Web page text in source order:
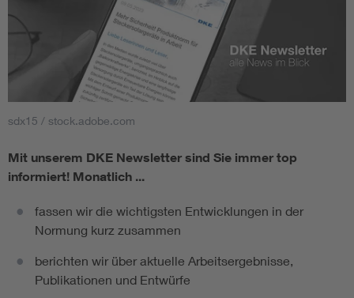
sdx15 / stock.adobe.com
Mit unserem DKE Newsletter sind Sie immer top
informiert! Monatlich ...
fassen wir die wichtigsten Entwicklungen in der
Normung kurz zusammen
berichten wir über aktuelle Arbeitsergebnisse,
Publikationen und Entwürfe